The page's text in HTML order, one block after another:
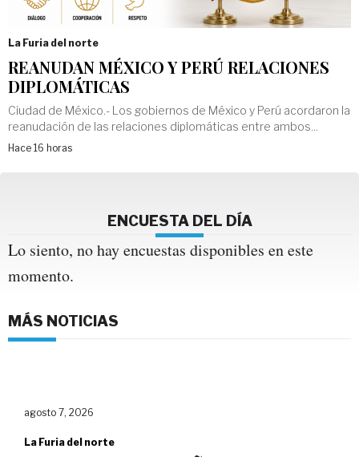
La Furia del norte
REANUDAN MÉXICO Y PERÚ RELACIONES
DIPLOMÁTICAS
Ciudad de México.- Los gobiernos de México y Perú acordaron la
reanudación de las relaciones diplomáticas entre ambos...
Hace 16 horas
ENCUESTA DEL DÍA
Lo siento, no hay encuestas disponibles en este
momento.
MÁS NOTICIAS
agosto 7, 2026
La Furia del norte